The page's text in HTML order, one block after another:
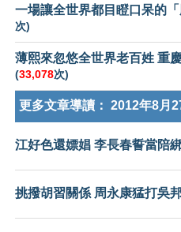
一場讓全世界都目瞪口呆的「
次)
薄熙來忽悠全世界老百姓 重
(33,078次)
更多文章導讀： 2012年8月
江好色還嫖娼 李長春誓當陪
挑撥胡習關係 周永康猛打吳